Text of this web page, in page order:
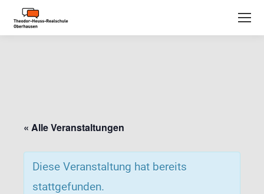
« Alle Veranstaltungen
Diese Veranstaltung hat bereits
stattgefunden.